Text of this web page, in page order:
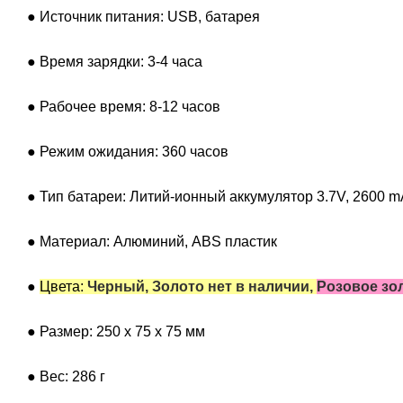
● Источник питания: USB, батарея
● Время зарядки: 3-4 часа
● Рабочее время: 8-12 часов
● Режим ожидания: 360 часов
● Тип батареи: Литий-ионный аккумулятор 3.7V, 2600
● Материал: Алюминий, ABS пластик
● Цвета: Черный, Золото нет в наличии, Розовое
● Размер: 250 х 75 х 75 мм
● Вес: 286 г